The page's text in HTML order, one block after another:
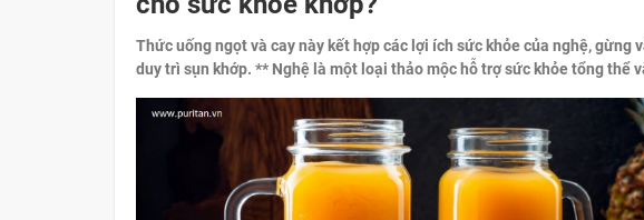
Thức uống ngọt và cay này kết hợp các lợi ích sức khỏe của nghệ,
duy trì sụn khớp. ** Nghệ là một loại thảo mộc hỗ trợ sức khỏe tổng thể